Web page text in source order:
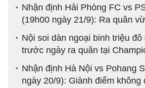
Nhận định Hải Phòng FC vs
(19h00 ngày 21/9): Ra quân
Nội soi dàn ngoại binh triệu đô
trước ngày ra quân tại
Nhận định Hà Nội vs Pohang
ngày 20/9): Giành điểm không